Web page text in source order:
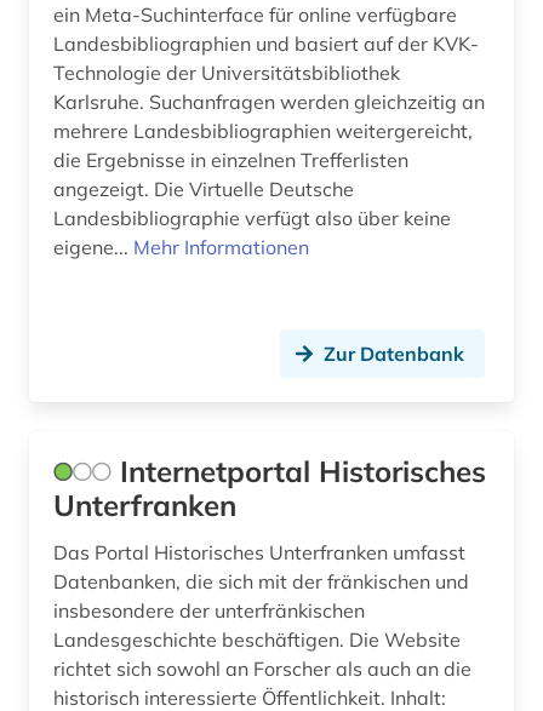
philipp der großmütige (1)
pilz (1)
politik (1)
privatrecht (1)
protokoll (1)
reformation (1)
rhein-main-gebiet (7)
rheinland (1)
Niedersachsen (5)
Nordamerika (1)
Nordrhein-Westfalen (7)
Norwegen (2)
Oesterreich (2)
Palaestina (1)
Portugal (1)
Rheinland-Pfalz (6)
Roemisches Reich (1)
ein Meta-Suchinterface für online verfügbare
Landesbibliographien und basiert auf der KVK-
Technologie der Universitätsbibliothek
Karlsruhe. Suchanfragen werden gleichzeitig an
mehrere Landesbibliographien weitergereicht,
die Ergebnisse in einzelnen Trefferlisten
angezeigt. Die Virtuelle Deutsche
Landesbibliographie verfügt also über keine
eigene... Mehr Informationen
Zur Datenbank
Internetportal Historisches
Unterfranken
Das Portal Historisches Unterfranken umfasst
Datenbanken, die sich mit der fränkischen und
insbesondere der unterfränkischen
Landesgeschichte beschäftigen. Die Website
richtet sich sowohl an Forscher als auch an die
historisch interessierte Öffentlichkeit. Inhalt: